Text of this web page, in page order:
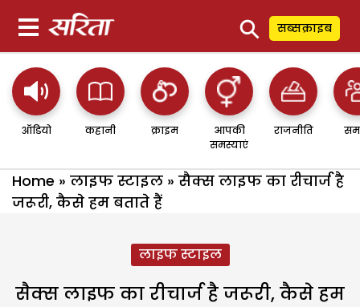
⚲ सब्सक्राइब
ऑडियो कहानी क्राइम
आपकी
समस्याएं
राजनीति
Home » लाइफ स्टाइल » सैक्स लाइफ का रीचार्ज है
जरूरी, कैसे हम बताते हैं
लाइफ स्टाइल
सैक्स लाइफ का रीचार्ज है जरूरी, कैसे हम